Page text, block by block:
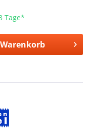
Tage*
Warenkorb